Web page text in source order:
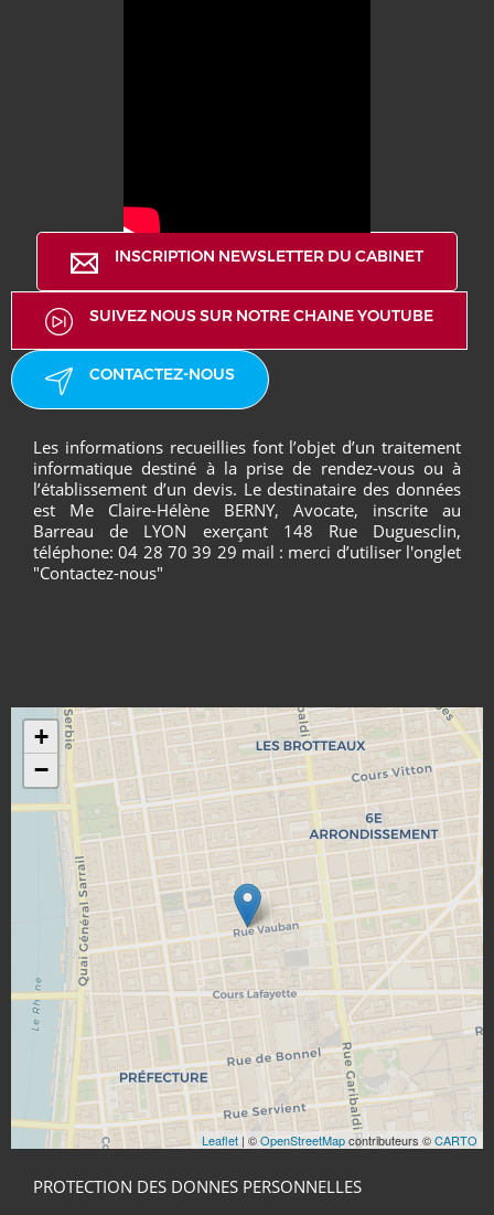
INSCRIPTION NEWSLETTER DU CABINET
SUIVEZ NOUS SUR NOTRE CHAINE YOUTUBE
CONTACTEZ-NOUS
Les informations recueillies font l’objet d’un traitement
informatique destiné à la prise de rendez-vous ou à
l’établissement d’un devis. Le destinataire des données
est Me Claire-Hélène BERNY, Avocate, inscrite au
Barreau de LYON exerçant 148 Rue Duguesclin,
téléphone: 04 28 70 39 29 mail : merci d’utiliser l'onglet
"Contactez-nous"
+
−
Leaflet | ©OpenStreetMapcontributeurs ©CARTO
PROTECTION DES DONNES PERSONNELLES